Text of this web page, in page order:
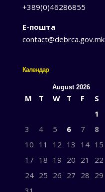
+389(0)46286855
Е-пошта
contact@debrca.gov.mk
Календар
August 2026
M T W T F S
1
3
4 5 6 7 8
10 11 12 13 14 15
17 18 19 20 21 22
24 25 26 27 28 29